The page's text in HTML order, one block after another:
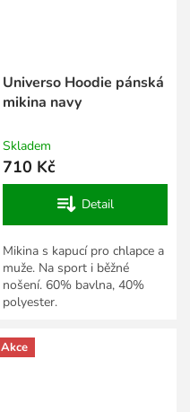
Universo Hoodie pánská
mikina navy
Skladem
710 Kč
Detail
Mikina s kapucí pro chlapce a
muže. Na sport i běžné
nošení. 60% bavlna, 40%
polyester.
Akce